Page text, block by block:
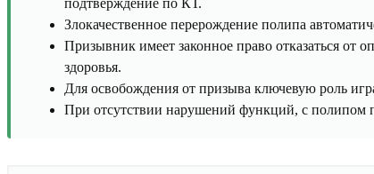
подтверждение по КТ.
Злокачественное перерождение полипа
Призывник имеет законное право отказаться от
здоровья.
Для освобождения от призыва ключевую роль
При отсутствии нарушений функций, с полипом